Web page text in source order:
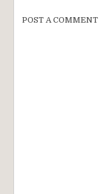
POST A COMMENT